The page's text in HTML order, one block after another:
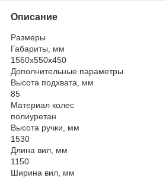
Описание
Размеры
Габариты, мм
1560х550х450
Дополнительные параметры
Высота подхвата, мм
85
Материал колес
полиуретан
Высота ручки, мм
1530
Длина вил, мм
1150
Ширина вил, мм